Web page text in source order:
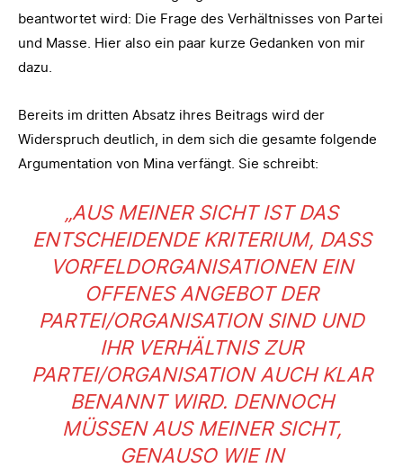
beantwortet wird: Die Frage des Verhältnisses von Partei
und Masse. Hier also ein paar kurze Gedanken von mir
dazu.
Bereits im dritten Absatz ihres Beitrags wird der
Widerspruch deutlich, in dem sich die gesamte folgende
Argumentation von Mina verfängt. Sie schreibt:
„AUS MEINER SICHT IST DAS
ENTSCHEIDENDE KRITERIUM, DASS
VORFELDORGANISATIONEN EIN
OFFENES ANGEBOT DER
PARTEI/ORGANISATION SIND UND
IHR VERHÄLTNIS ZUR
PARTEI/ORGANISATION AUCH KLAR
BENANNT WIRD. DENNOCH
MÜSSEN AUS MEINER SICHT,
GENAUSO WIE IN